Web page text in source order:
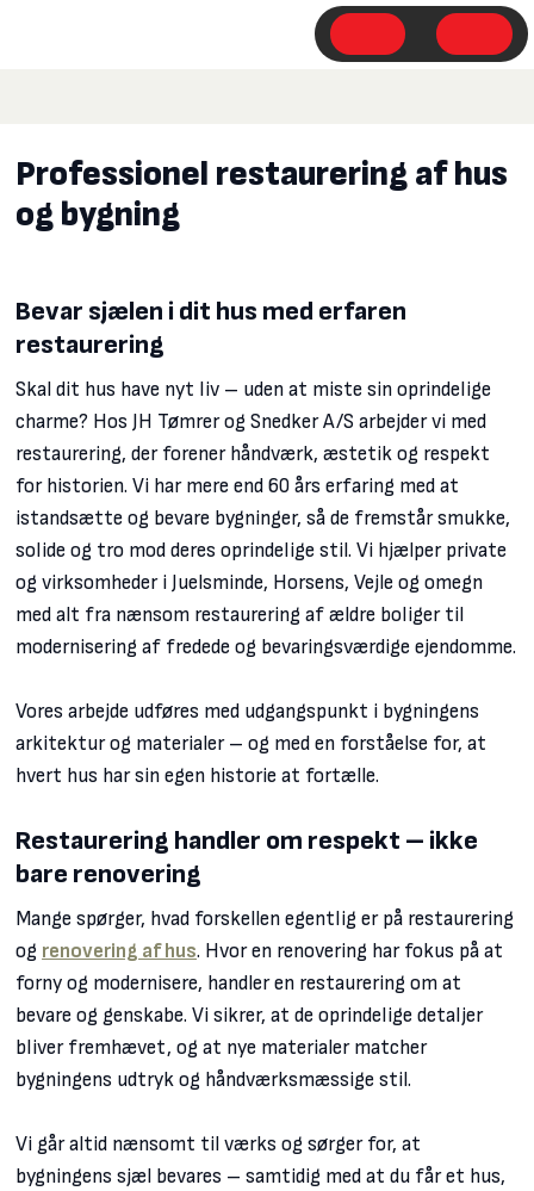
Professionel restaurering af hus
og bygning
Bevar sjælen i dit hus med erfaren
restaurering
Skal dit hus have nyt liv – uden at miste sin oprindelige
charme? Hos JH Tømrer og Snedker A/S arbejder vi med
restaurering, der forener håndværk, æstetik og respekt
for historien. Vi har mere end 60 års erfaring med at
istandsætte og bevare bygninger, så de fremstår smukke,
solide og tro mod deres oprindelige stil. Vi hjælper private
og virksomheder i Juelsminde, Horsens, Vejle og omegn
med alt fra nænsom restaurering af ældre boliger til
modernisering af fredede og bevaringsværdige ejendomme.
Vores arbejde udføres med udgangspunkt i bygningens
arkitektur og materialer – og med en forståelse for, at
hvert hus har sin egen historie at fortælle.
Restaurering handler om respekt – ikke
bare renovering
Mange spørger, hvad forskellen egentlig er på restaurering
og renovering af hus. Hvor en renovering har fokus på at
forny og modernisere, handler en restaurering om at
bevare og genskabe. Vi sikrer, at de oprindelige detaljer
bliver fremhævet, og at nye materialer matcher
bygningens udtryk og håndværksmæssige stil.
Vi går altid nænsomt til værks og sørger for, at
bygningens sjæl bevares – samtidig med at du får et hus,